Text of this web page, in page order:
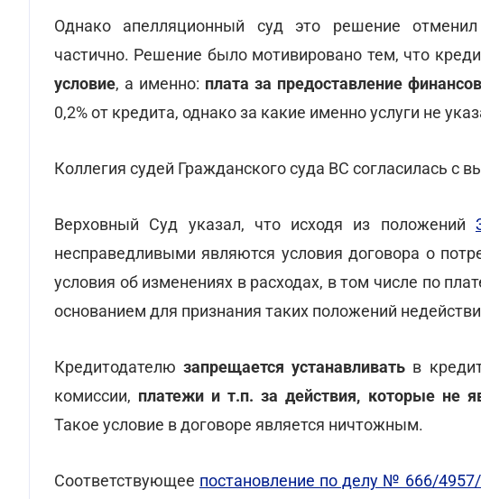
Однако апелляционный суд это решение
частично. Решение было мотивировано тем, что
условие, а именно: плата за предоставление
0,2% от кредита, однако за какие именно услуги не
Коллегия судей Гражданского суда ВС согласилась с
Верховный Суд указал, что исходя из положений
несправедливыми являются условия договора о
условия об изменениях в расходах, в том числе по
основанием для признания таких положений
Кредитодателюзапрещается устанавливать в
комиссии, платежи и т.п. за действия, которые не
Такое условие в договоре является ничтожным.
Соответствующее постановление по делу № 666/